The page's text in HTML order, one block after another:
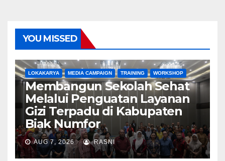
YOU MISSED
LOKAKARYA MEDIA CAMPAIGN TRAINING WORKSHOP
Membangun Sekolah Sehat
Melalui Penguatan Layanan
Gizi Terpadu di Kabupaten
Biak Numfor
AUG 7, 2026 RASNI